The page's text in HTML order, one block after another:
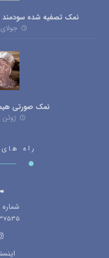
نمک تصفیه شده سودمند
جولای ۳, ۲۰۲۶
نمک صورتی
ژوئن ۱۲, ۲۰۲۶
راه